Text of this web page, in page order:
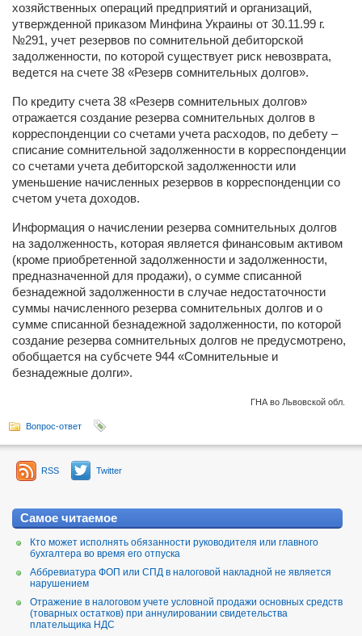
хозяйственных операций предприятий и организаций,
утвержденной приказом Минфина Украины от 30.11.99 г.
№291, учет резервов по сомнительной дебиторской
задолженности, по которой существует риск невозврата,
ведется на счете 38 «Резерв сомнительных долгов».
По кредиту счета 38 «Резерв сомнительных долгов»
отражается создание резерва сомнительных долгов в
корреспонденции со счетами учета расходов, по дебету –
списание сомнительной задолженности в корреспонденции
со счетами учета дебиторской задолженности или
уменьшение начисленных резервов в корреспонденции со
счетом учета доходов.
Информация о начислении резерва сомнительных долгов
на задолженность, которая является финансовым активом
(кроме приобретенной задолженности и задолженности,
предназначенной для продажи), о сумме списанной
безнадежной задолженности в случае недостаточности
суммы начисленного резерва сомнительных долгов и о
сумме списанной безнадежной задолженности, по которой
создание резерва сомнительных долгов не предусмотрено,
обобщается на субсчете 944 «Сомнительные и
безнадежные долги».
ГНА во Львовской обл.
Вопрос-ответ
RSS Twitter
Самое читаемое
Кто может исполнять обязанности руководителя или главного
бухгалтера во время его отпуска
Аббревиатура ФОП или СПД в налоговой накладной не является
нарушением
Отражение в налоговом учете условной продажи основных средств
(товарных остатков) при аннулировании свидетельства
плательщика НДС